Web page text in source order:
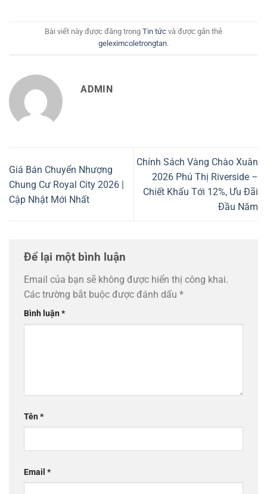
Bài viết này được đăng trong Tin tức và được gắn thẻ
geleximcoletrongtan.
ADMIN
Giá Bán Chuyển Nhượng
Chung Cư Royal City 2026 |
Cập Nhật Mới Nhất
Chính Sách Vàng Chào Xuân
2026 Phú Thị Riverside –
Chiết Khấu Tới 12%, Ưu Đãi
Đầu Năm
Để lại một bình luận
Email của bạn sẽ không được hiển thị công khai.
Các trường bắt buộc được đánh dấu *
Bình luận*
Tên*
Email *